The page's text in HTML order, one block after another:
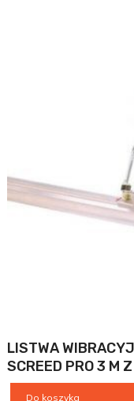
LISTWA
SCREED PRO 3 M
Do koszyka